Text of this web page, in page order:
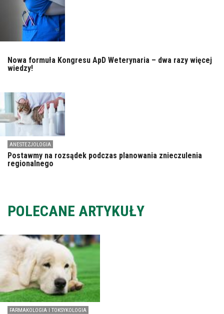
Nowa formuła Kongresu ApD Weterynaria – dwa razy więcej
wiedzy!
ANESTEZJOLOGIA
Postawmy na rozsądek podczas planowania znieczulenia
regionalnego
POLECANE ARTYKUŁY
FARMAKOLOGIA I TOKSYKOLOGIA